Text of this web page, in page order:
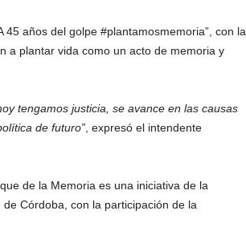
años del golpe #plantamosmemoria”, con la
a plantar vida como un acto de memoria y
tengamos justicia, se avance en las causas
de futuro”, expresó el intendente
de la Memoria es una iniciativa de la
Córdoba, con la participación de la